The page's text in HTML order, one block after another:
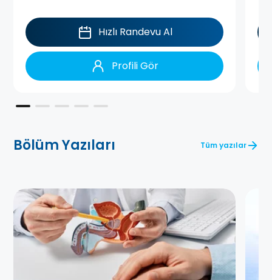
Hızlı Randevu Al
Profili Gör
Bölüm Yazıları Tüm yazılar